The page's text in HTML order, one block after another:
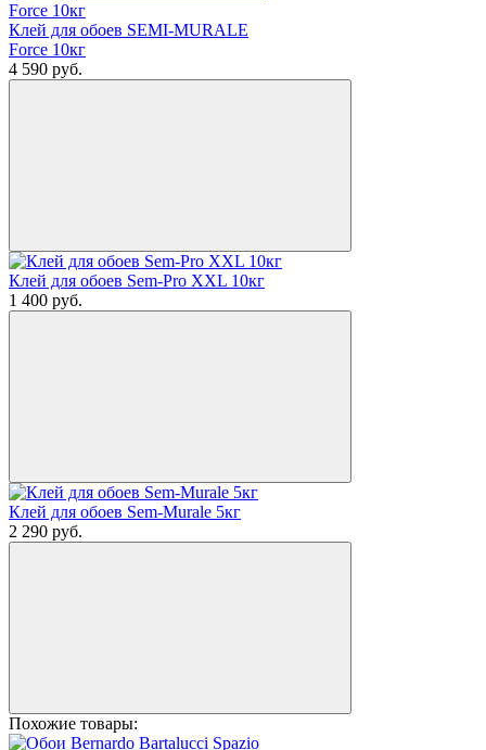
Клей для обоев SEMI-MURALE
Force 10кг
4 590 руб.
Клей для обоев Sem-Pro XXL 10кг
1 400 руб.
Клей для обоев Sem-Murale 5кг
2 290 руб.
Похожие товары: